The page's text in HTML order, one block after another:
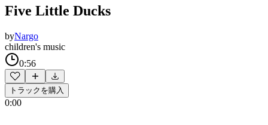
Five Little Ducks
byNargo
children's music
0:56
トラックを購入
0:00